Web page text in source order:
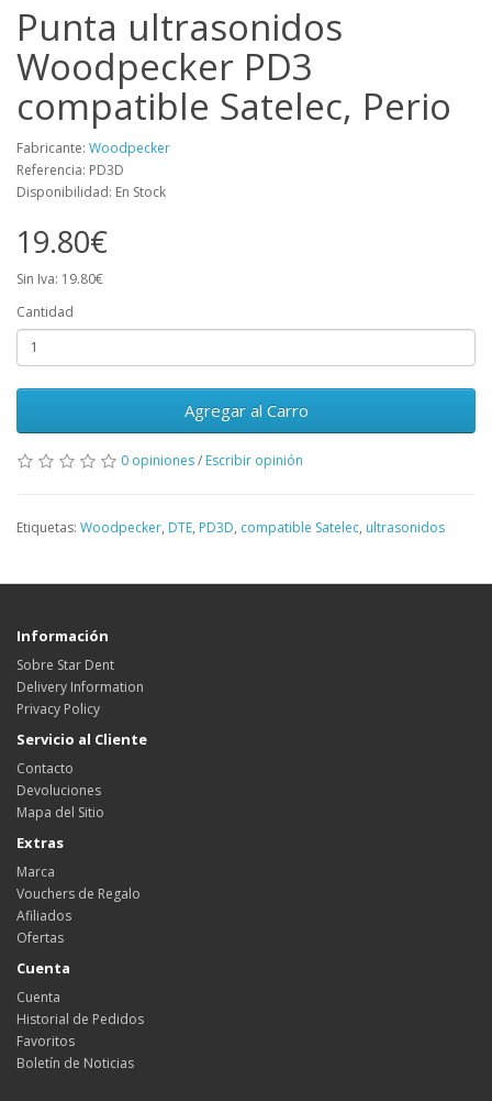
Punta ultrasonidos
Woodpecker PD3
compatible Satelec, Perio
Fabricante: Woodpecker
Referencia: PD3D
Disponibilidad: En Stock
19.80€
Sin Iva: 19.80€
Cantidad
Agregar al Carro
0 opiniones/ Escribir opinión
Etiquetas: Woodpecker, DTE, PD3D, compatible Satelec, ultrasonidos
Información
Sobre Star Dent
Delivery Information
Privacy Policy
Servicio al Cliente
Contacto
Devoluciones
Mapa del Sitio
Extras
Marca
Vouchers de Regalo
Afiliados
Ofertas
Cuenta
Cuenta
Historial de Pedidos
Favoritos
Boletín de Noticias